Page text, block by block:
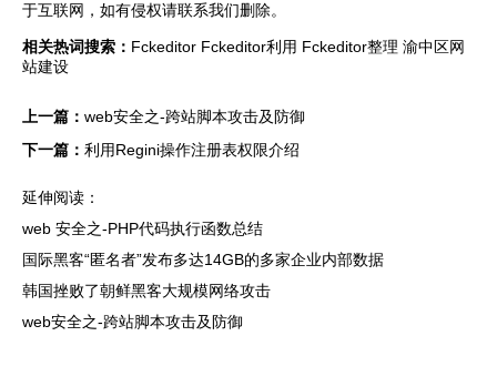
于互联网，如有侵权请联系我们删除。
相关热词搜索： Fckeditor Fckeditor利用 Fckeditor整理 渝中区网
站建设
上一篇： web安全之-跨站脚本攻击及防御
下一篇： 利用Regini操作注册表权限介绍
延伸阅读：
web 安全之-PHP代码执行函数总结
国际黑客“匿名者”发布多达14GB的多家企业内部数据
韩国挫败了朝鲜黑客大规模网络攻击
web安全之-跨站脚本攻击及防御